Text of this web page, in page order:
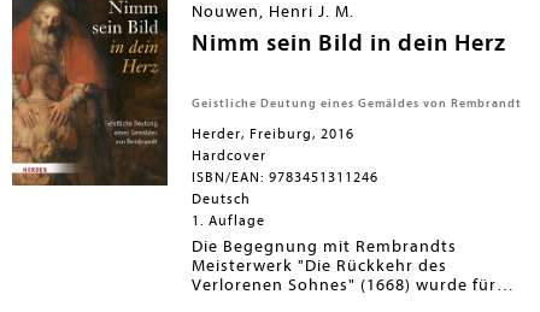
Nouwen, Henri J. M.
Nimm sein Bild in dein Herz
Geistliche Deutung eines Gemäldes von Rembrandt
Herder, Freiburg, 2016
Hardcover
ISBN/EAN: 9783451311246
Deutsch
1. Auflage
Die Begegnung mit Rembrandts
Meisterwerk "Die Rückkehr des
Verlorenen Sohnes" (1668) wurde für